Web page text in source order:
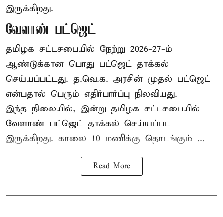
இருக்கிறது.
வேளாண் பட்ஜெட்
தமிழக சட்டசபையில் நேற்று 2026-27-ம்
ஆண்டுக்கான பொது பட்ஜெட் தாக்கல்
செய்யப்பட்டது. த.வெ.க. அரசின் முதல் பட்ஜெட்
என்பதால் பெரும் எதிர்பார்ப்பு நிலவியது.
இந்த நிலையில், இன்று தமிழக சட்டசபையில்
வேளாண் பட்ஜெட் தாக்கல் செய்யப்பட
இருக்கிறது. காலை 10 மணிக்கு தொடங்கும் ...
Read More